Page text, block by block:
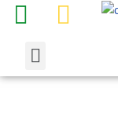
conținut